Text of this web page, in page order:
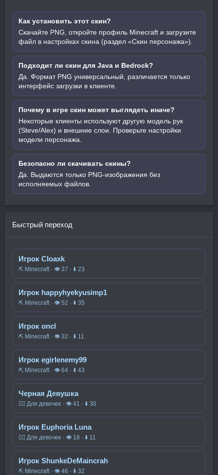
Как установить этот скин?
Скачайте PNG, откройте профиль Minecraft и загрузите
файл в настройках скина (раздел «Скин персонажа»).
Подходит ли скин для Java и Bedrock?
Да. Формат PNG универсальный, различается только
интерфейс загрузки в клиенте.
Почему в игре скин может выглядеть иначе?
Некоторые клиенты используют другую модель рук
(Steve/Alex) и внешние слои. Проверьте настройки
модели персонажа.
Безопасно ли скачивать скины?
Да. Выдаются только PNG-изображения без
исполняемых файлов.
Быстрый переход
Игрок Cloaxk
⛏️ Minecraft · 👁 37 · ⬇ 23
Игрок happyhyekyusimp1
⛏️ Minecraft · 👁 52 · ⬇ 35
Игрок oncl
⛏️ Minecraft · 👁 32 · ⬇ 11
Игрок egirlenemy99
⛏️ Minecraft · 👁 64 · ⬇ 43
Черная Девушка
🧍‍♀️ Для девочек · 👁 41 · ⬇ 30
Игрок Euphoria Luna
🧍‍♀️ Для девочек · 👁 18 · ⬇ 11
Игрок ShunkeDeMaincrah
⛏️ Minecraft · 👁 46 · ⬇ 32